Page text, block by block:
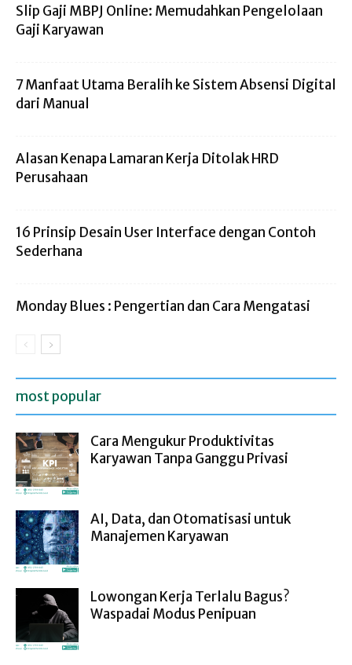
Slip Gaji MBPJ Online: Memudahkan Pengelolaan
Gaji Karyawan
7 Manfaat Utama Beralih ke Sistem Absensi Digital
dari Manual
Alasan Kenapa Lamaran Kerja Ditolak HRD
Perusahaan
16 Prinsip Desain User Interface dengan Contoh
Sederhana
Monday Blues : Pengertian dan Cara Mengatasi
most popular
Cara Mengukur Produktivitas
Karyawan Tanpa Ganggu Privasi
AI, Data, dan Otomatisasi untuk
Manajemen Karyawan
Lowongan Kerja Terlalu Bagus?
Waspadai Modus Penipuan